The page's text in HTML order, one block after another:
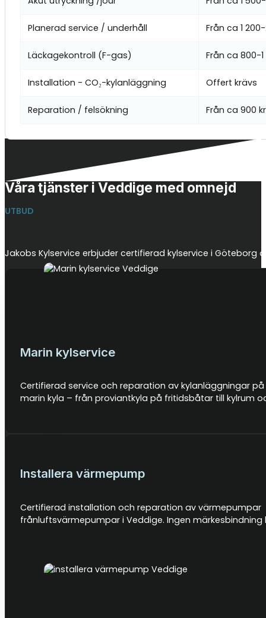
Planerad service / underhåll Från ca 1
Läckagekontroll (F-gas) Från ca 800-1
Installation - CO₂-kylanläggning Offert krävs
Reparation / felsökning Från ca 900
Våra tjänster i Veddige med omnejd
UTBUD
Jakobs Kylservice erbjuder certifierad kylservice i
Marin kylservice
Certifierad service och reparation av kylanläggningar
marin kyla – från proviantkyla på fritidsbåtar till kylrum
Installera värmepump
Certifierad installation och reparation av
frånluftsvärmepumpar i Veddige. Ingen